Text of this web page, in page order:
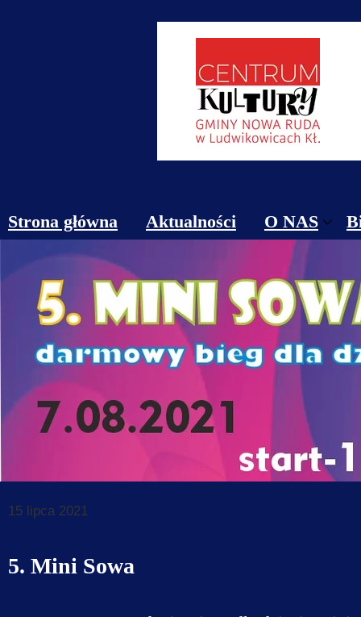
15 lipca 2021
5. Mini Sowa
Strona główna Aktualności O NAS
Obiekty
Kontakt
Cennik
Dane do
Deklaracja
Klauzule